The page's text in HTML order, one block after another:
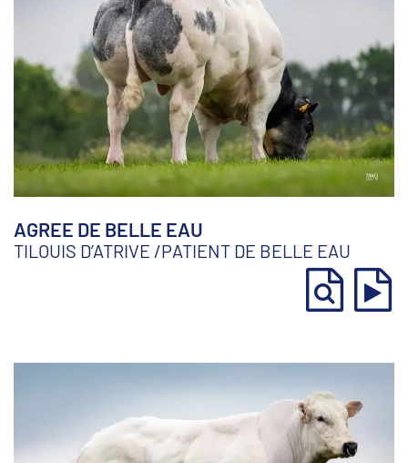
AGREE DE BELLE EAU
TILOUIS D’ATRIVE /PATIENT DE BELLE EAU